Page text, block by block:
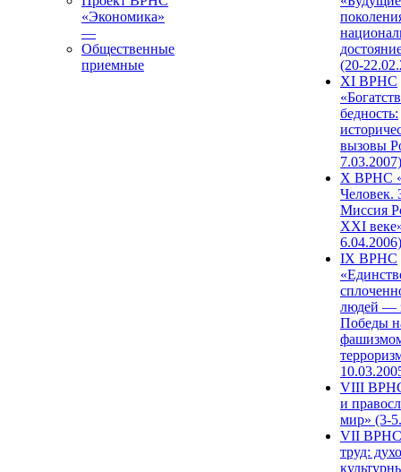
«Экономика»
—
Общественные
приемные
(20-
XI ВРНС
бедность:
вызовы
7.03.2007)
X ВРНС
Человек.
Миссия
XXI
6.04.2006)
IX ВРНС
людей —
Победы
VIII
и
мир» (3-
VII ВРНС
труд: